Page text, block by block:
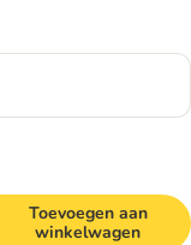
Toevoegen aan
winkelwagen